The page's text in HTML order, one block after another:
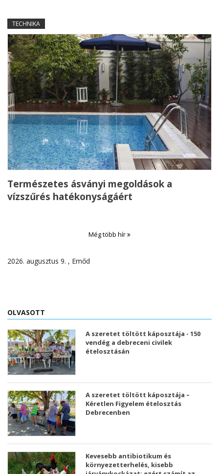
TECHNIKA
Természetes ásványi megoldások a
vízszűrés hatékonyságáért
Még több hír
2026. augusztus 9. , Emőd
OLVASOTT
A szeretet töltött káposztája - 150
vendég a debreceni civilek
ételosztásán
A szeretet töltött káposztája –
Kéretlen Figyelem ételosztás
Debrecenben
Kevesebb antibiotikum és
környezetterhelés, kisebb